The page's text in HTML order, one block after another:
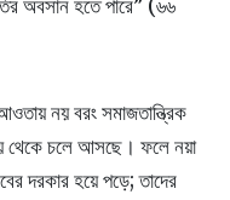
অবসান হতে পারে” (৬৬
নয় বরং সমাজতান্ত্রিক
থেকে চলে আসছে। ফলে নয়া
দরকার হয়ে পড়ে; তাদের